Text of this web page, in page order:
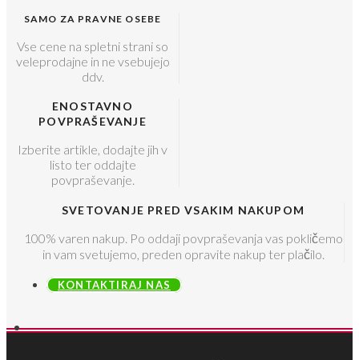
SAMO ZA PRAVNE OSEBE
Vse cene na spletni strani so
veleprodajne in ne vsebujejo
ddv.
ENOSTAVNO
POVPRAŠEVANJE
Izberite artikle, dodajte jih v
listo ter oddajte
povpraševanje.
SVETOVANJE PRED VSAKIM NAKUPOM
100% varen nakup. Po oddaji povpraševanja vas pokličemo
in vam svetujemo, preden opravite nakup ter plačilo.
KONTAKTIRAJ NAS